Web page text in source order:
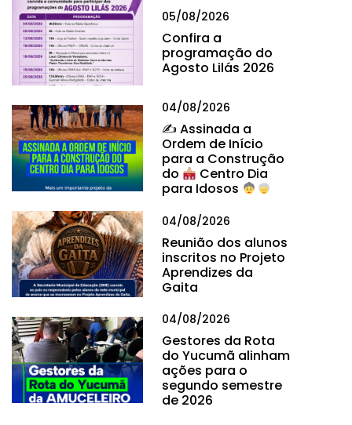
05/08/2026
Confira a
programação do
Agosto Lilás 2026
04/08/2026
✍ Assinada a
Ordem de Início
para a Construção
do
Centro Dia
para Idosos
04/08/2026
Reunião dos alunos
inscritos no Projeto
Aprendizes da
Gaita
04/08/2026
Gestores da Rota
do Yucumã alinham
ações para o
segundo semestre
de 2026